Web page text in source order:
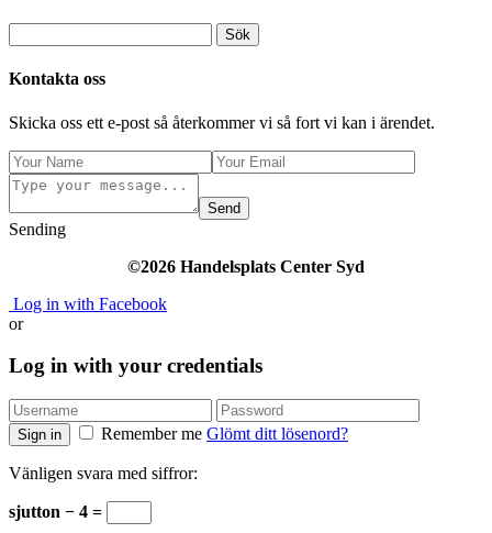
Kontakta oss
Skicka oss ett e-post så återkommer vi så fort vi kan i ärendet.
Send
Sending
©2026 Handelsplats Center Syd
Log in with Facebook
or
Log in with your credentials
Sign in Remember me Glömt ditt lösenord?
Vänligen svara med siffror:
sjutton − 4 =